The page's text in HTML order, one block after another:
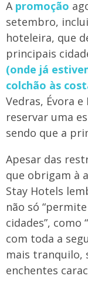
A promoção
setembro,
hoteleira, que
principais
(onde já
colchão às
Vedras, Évora
reservar uma
sendo que a
Apesar das
que obrigam à
Stay Hotels
não só
cidades”,
com toda a
mais tranquilo,
enchentes